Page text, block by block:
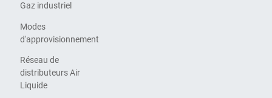
Gaz industriel
Modes
d'approvisionnement
Réseau de
distributeurs Air
Liquide